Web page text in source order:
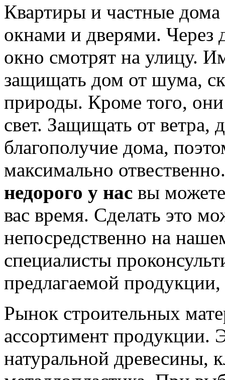
Квартиры и частные
окнами и дверями. Через
окно смотрят на улицу.
защищать дом от шума,
природы. Кроме того,
свет. Защищать от ветра,
благополучие дома,
максимально
недорого у нас вы
вас время. Сделать это
непосредственно на
специалисты
предлагаемой
Рынок строительных
ассортимент продукции.
натуральной древесины,